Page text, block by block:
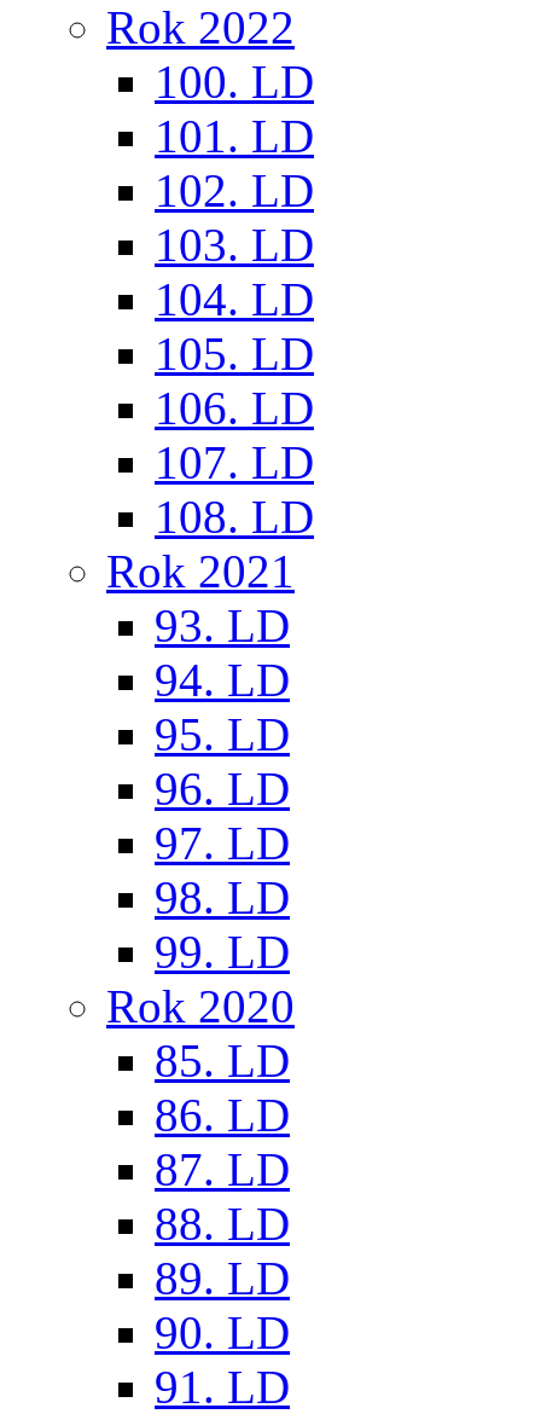
Rok 2022
100. LD
101. LD
102. LD
103. LD
104. LD
105. LD
106. LD
107. LD
108. LD
Rok 2021
93. LD
94. LD
95. LD
96. LD
97. LD
98. LD
99. LD
Rok 2020
85. LD
86. LD
87. LD
88. LD
89. LD
90. LD
91. LD